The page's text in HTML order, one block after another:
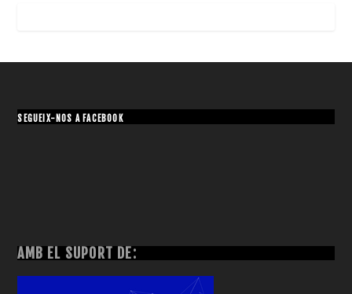
SEGUEIX-NOS A FACEBOOK
AMB EL SUPORT DE: